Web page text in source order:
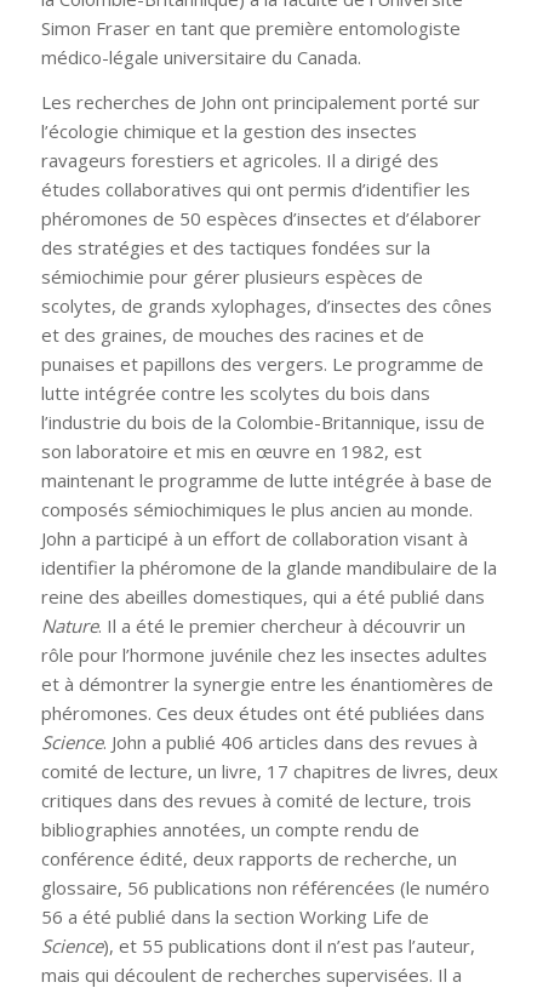
Simon Fraser en tant que première entomologiste
médico-légale universitaire du Canada.
Les recherches de John ont principalement porté sur
l’écologie chimique et la gestion des insectes
ravageurs forestiers et agricoles. Il a dirigé des
études collaboratives qui ont permis d’identifier les
phéromones de 50 espèces d’insectes et d’élaborer
des stratégies et des tactiques fondées sur la
sémiochimie pour gérer plusieurs espèces de
scolytes, de grands xylophages, d’insectes des cônes
et des graines, de mouches des racines et de
punaises et papillons des vergers. Le programme de
lutte intégrée contre les scolytes du bois dans
l’industrie du bois de la Colombie-Britannique, issu de
son laboratoire et mis en œuvre en 1982, est
maintenant le programme de lutte intégrée à base de
composés sémiochimiques le plus ancien au monde.
John a participé à un effort de collaboration visant à
identifier la phéromone de la glande mandibulaire de la
reine des abeilles domestiques, qui a été publié dans
Nature. Il a été le premier chercheur à découvrir un
rôle pour l’hormone juvénile chez les insectes adultes
et à démontrer la synergie entre les énantiomères de
phéromones. Ces deux études ont été publiées dans
Science. John a publié 406 articles dans des revues à
comité de lecture, un livre, 17 chapitres de livres, deux
critiques dans des revues à comité de lecture, trois
bibliographies annotées, un compte rendu de
conférence édité, deux rapports de recherche, un
glossaire, 56 publications non référencées (le numéro
56 a été publié dans la section Working Life de
Science), et 55 publications dont il n’est pas l’auteur,
mais qui découlent de recherches supervisées. Il a